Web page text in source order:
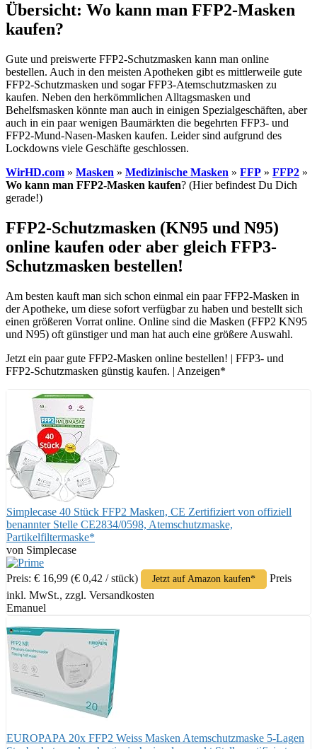
Übersicht: Wo kann man FFP2-Masken
kaufen?
Gute und preiswerte FFP2-Schutzmasken kann man online
bestellen. Auch in den meisten Apotheken gibt es mittlerweile gute
FFP2-Schutzmasken und sogar FFP3-Atemschutzmasken zu
kaufen. Neben den herkömmlichen Alltagsmasken und
Behelfsmasken könnte man auch in einigen Spezialgeschäften, aber
auch in ein paar wenigen Baumärkten die begehrten FFP3- und
FFP2-Mund-Nasen-Masken kaufen. Leider sind aufgrund des
Lockdowns viele Geschäfte geschlossen.
WirHD.com » Masken » Medizinische Masken » FFP » FFP2 »
Wo kann man FFP2-Masken kaufen? (Hier befindest Du Dich
gerade!)
FFP2-Schutzmasken (KN95 und N95)
online kaufen oder aber gleich FFP3-
Schutzmasken bestellen!
Am besten kauft man sich schon einmal ein paar FFP2-Masken in
der Apotheke, um diese sofort verfügbar zu haben und bestellt sich
einen größeren Vorrat online. Online sind die Masken (FFP2 KN95
und N95) oft günstiger und man hat auch eine größere Auswahl.
Jetzt ein paar gute FFP2-Masken online bestellen! | FFP3- und
FFP2-Schutzmasken günstig kaufen. | Anzeigen*
Simplecase 40 Stück FFP2 Masken, CE Zertifiziert von offiziell
benannter Stelle CE2834/0598, Atemschutzmaske,
Partikelfiltermaske*
von Simplecase
Preis: € 16,99 (€ 0,42 / stück) Jetzt auf Amazon kaufen*
Preis
inkl. MwSt., zzgl. Versandkosten
Emanuel
EUROPAPA 20x FFP2 Weiss Masken Atemschutzmaske 5-Lagen